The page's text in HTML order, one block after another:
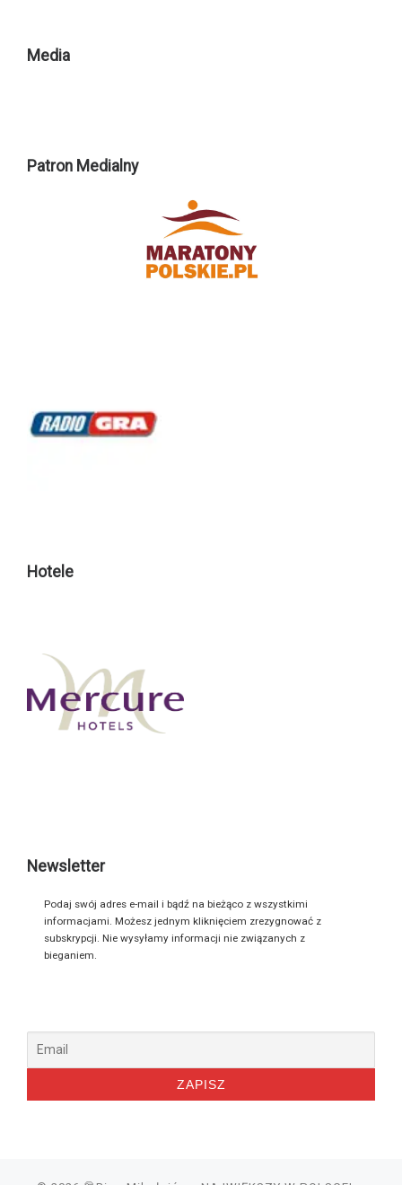
Media
Patron Medialny
Hotele
Newsletter
Podaj swój adres e-mail i bądź na bieżąco z wszystkimi
informacjami. Możesz jednym kliknięciem zrezygnować z
subskrypcji. Nie wysyłamy informacji nie związanych z
bieganiem.